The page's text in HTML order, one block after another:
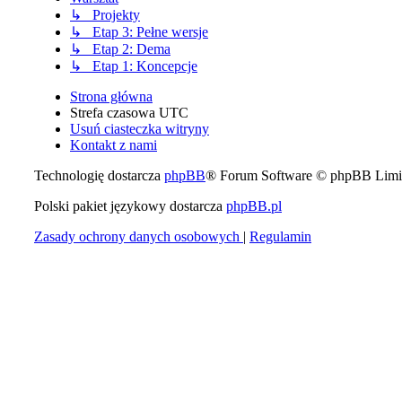
↳ Projekty
↳ Etap 3: Pełne wersje
↳ Etap 2: Dema
↳ Etap 1: Koncepcje
Strona główna
Strefa czasowa UTC
Usuń ciasteczka witryny
Kontakt z nami
Technologię dostarcza phpBB® Forum Software © phpBB
Polski pakiet językowy dostarcza phpBB.pl
Zasady ochrony danych osobowych | Regulamin